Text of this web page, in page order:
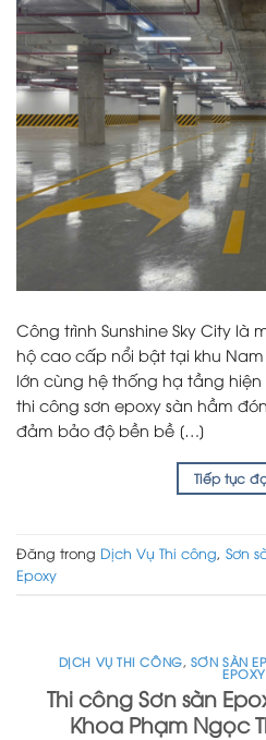
Công trình Sunshine Sky City
hộ cao cấp nổi bật tại khu Nam
lớn cùng hệ thống hạ tầng
thi công sơn epoxy sàn hầm
đảm bảo độ bền bề […]
Tiếp tục
Đăng trong Dịch Vụ Thi công, Sơn
Epoxy
DỊCH VỤ THI CÔNG SƠN SÀN
EPOXY
Thi công Sơn sàn
Khoa Phạm Ngọc